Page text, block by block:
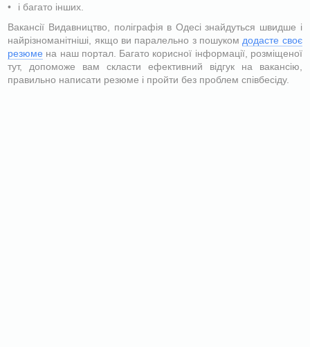
і багато інших.
Вакансії Видавництво, поліграфія в Одесі знайдуться швидше і
найрізноманітніші, якщо ви паралельно з пошуком додасте своє
резюме на наш портал. Багато корисної інформації, розміщеної
тут, допоможе вам скласти ефективний відгук на вакансію,
правильно написати резюме і пройти без проблем співбесіду.